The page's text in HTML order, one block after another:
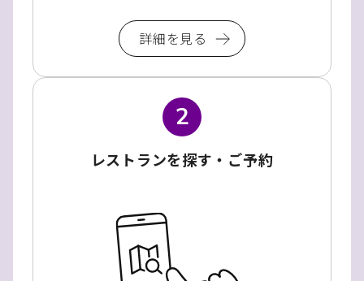
詳細を見る
2
レストランを探す・ご予約